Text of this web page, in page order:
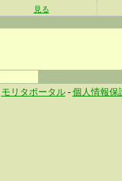
見る
モリタポータル- 個人情報保